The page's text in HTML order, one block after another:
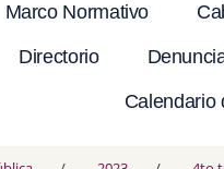
Marco Normativo
Directorio
Calendario